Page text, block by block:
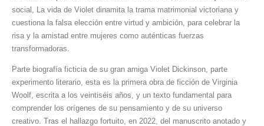
social, La vida de Violet dinamita la trama matrimonial victoriana y
cuestiona la falsa elección entre virtud y ambición, para celebrar la
risa y la amistad entre mujeres como auténticas fuerzas
transformadoras.
Parte biografía ficticia de su gran amiga Violet Dickinson, parte
experimento literario, esta es la primera obra de ficción de Virginia
Woolf, escrita a los veintiséis años, y un texto fundamental para
comprender los orígenes de su pensamiento y de su universo
creativo. Tras el hallazgo fortuito, en 2022, del manuscrito anotado y